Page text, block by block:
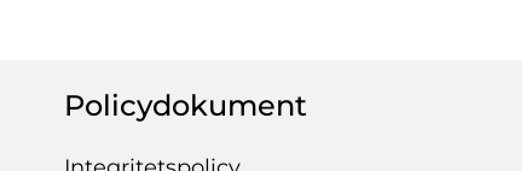
Policydokument